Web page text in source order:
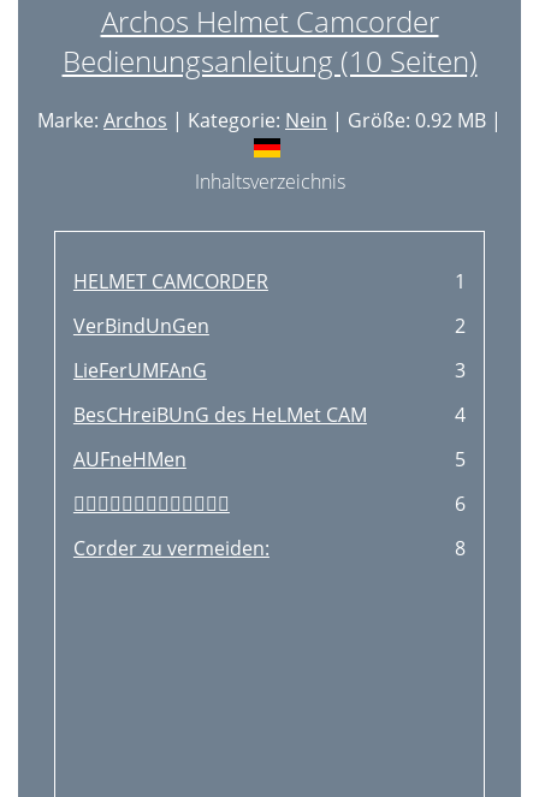
Archos Helmet Camcorder
Bedienungsanleitung (10 Seiten)
Marke: Archos | Kategorie: Nein | Größe: 0.92 MB |
Inhaltsverzeichnis
HELMET CAMCORDER
1
VerBindUnGen
2
LieFerUMFAnG
3
BesCHreiBUnG des HeLMet CAM
4
AUFneHMen
5

6
Corder zu vermeiden:
8